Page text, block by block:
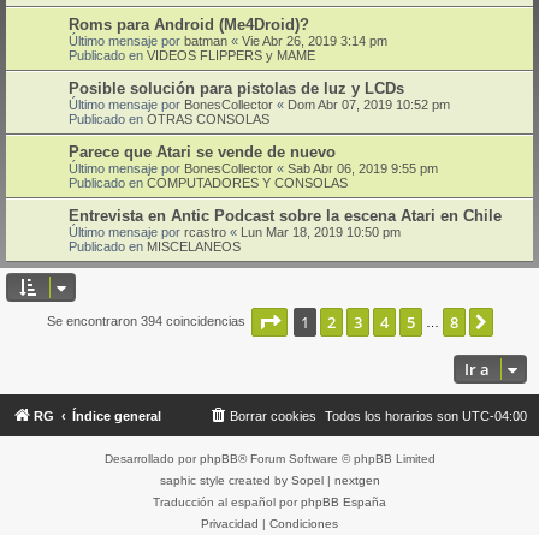
Roms para Android (Me4Droid)?
Último mensaje por batman « Vie Abr 26, 2019 3:14 pm
Publicado en VIDEOS FLIPPERS y MAME
Posible solución para pistolas de luz y LCDs
Último mensaje por BonesCollector « Dom Abr 07, 2019 10:52 pm
Publicado en OTRAS CONSOLAS
Parece que Atari se vende de nuevo
Último mensaje por BonesCollector « Sab Abr 06, 2019 9:55 pm
Publicado en COMPUTADORES Y CONSOLAS
Entrevista en Antic Podcast sobre la escena Atari en Chile
Último mensaje por rcastro « Lun Mar 18, 2019 10:50 pm
Publicado en MISCELANEOS
Se encontraron 394 coincidencias Página de
1 2 3 4 5 8
Ir a
RG Índice general Todos los horarios son UTC-04:00
Borrar cookies
Desarrollado por phpBB® Forum Software © phpBB Limited
saphic style created by Sopel| nextgen
Traducción al español por phpBB España
Privacidad | Condiciones